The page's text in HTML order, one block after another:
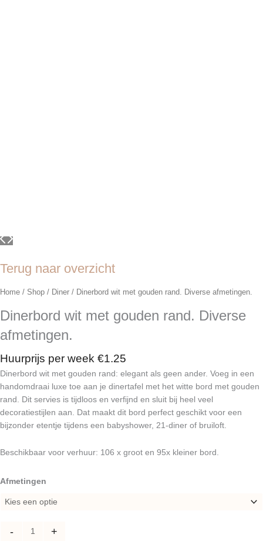
Terug naar overzicht
Home / Shop / Diner / Dinerbord wit met gouden rand. Diverse afmetingen.
Dinerbord wit met gouden rand. Diverse
afmetingen.
Huurprijs per week €1.25
Dinerbord wit met gouden rand: elegant als geen ander. Voeg in een
handomdraai luxe toe aan je dinertafel met het witte bord met gouden
rand. Dit servies is tijdloos en verfijnd en sluit bij heel veel
decoratiestijlen aan. Dat maakt dit bord perfect geschikt voor een
bijzonder etentje tijdens een babyshower, 21-diner of bruiloft.
Beschikbaar voor verhuur: 106 x groot en 95x kleiner bord.
Afmetingen
-
Dinerbord
met
rand.
+